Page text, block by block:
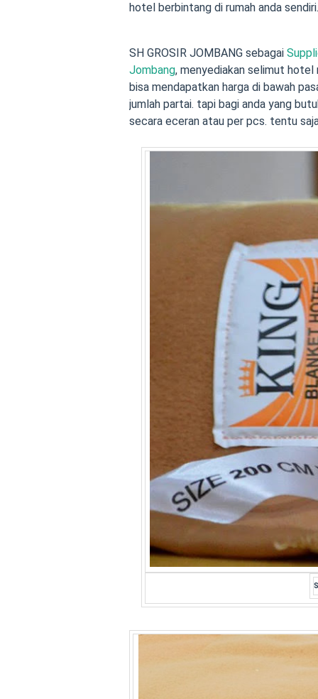
hotel berbintang di rumah anda sendiri.
SH GROSIR JOMBANG sebagai
Jombang, menyediakan selimut
bisa mendapatkan harga di bawah
jumlah partai. tapi bagi anda yang
secara eceran atau per pcs. tentu